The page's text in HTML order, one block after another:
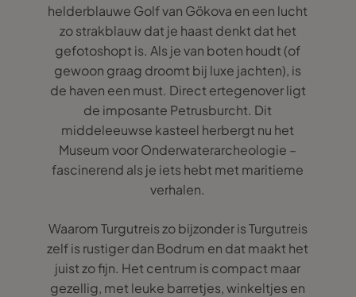
helderblauwe Golf van Gökova en een lucht
zo strakblauw dat je haast denkt dat het
gefotoshopt is. Als je van boten houdt (of
gewoon graag droomt bij luxe jachten), is
de haven een must. Direct ertegenover ligt
de imposante Petrusburcht. Dit
middeleeuwse kasteel herbergt nu het
Museum voor Onderwaterarcheologie –
fascinerend als je iets hebt met maritieme
verhalen.
Waarom Turgutreis zo bijzonder is Turgutreis
zelf is rustiger dan Bodrum en dat maakt het
juist zo fijn. Het centrum is compact maar
gezellig, met leuke barretjes, winkeltjes en